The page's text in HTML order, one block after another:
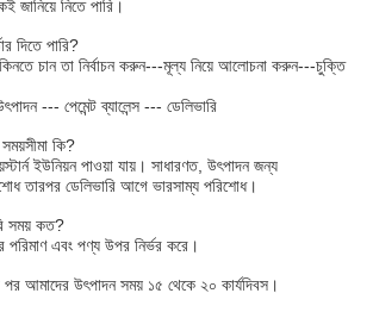
নিতে পারি।
দিতে পারি?
চান তা নির্বাচন করুন---মূল্য নিয়ে আলোচনা করুন---চুক্তি
--- পেমেন্ট ব্যালেন্স --- ডেলিভারি
কি?
ইউনিয়ন পাওয়া যায়। সাধারণত, উৎপাদন জন্য
তারপর ডেলিভারি আগে ভারসাম্য পরিশোধ।
সময় কত?
এবং পণ্য উপর নির্ভর করে।
আমাদের উৎপাদন সময় ১৫ থেকে ২০ কার্যদিবস।